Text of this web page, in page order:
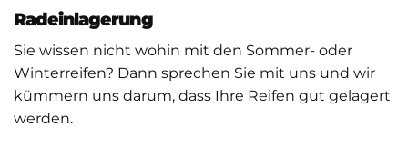
Radeinlagerung
Sie wissen nicht wohin mit den Sommer- oder
Winterreifen? Dann sprechen Sie mit uns und wir
kümmern uns darum, dass Ihre Reifen gut gelagert
werden.